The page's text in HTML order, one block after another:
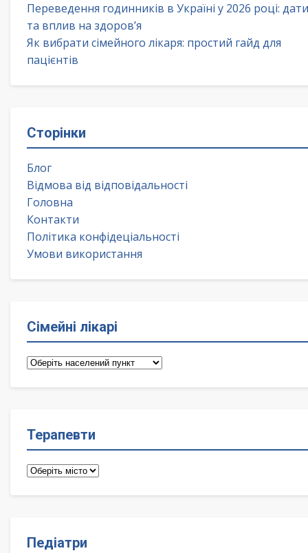
Переведення годинників в Україні у 2026 році: дати
та вплив на здоров’я
Як вибрати сімейного лікаря: простий гайд для
пацієнтів
Сторінки
Блог
Відмова від відповідальності
Головна
Контакти
Політика конфідеціальності
Умови використання
Сімейні лікарі
Сімейні
Терапевти
Терапевти
Педіатри